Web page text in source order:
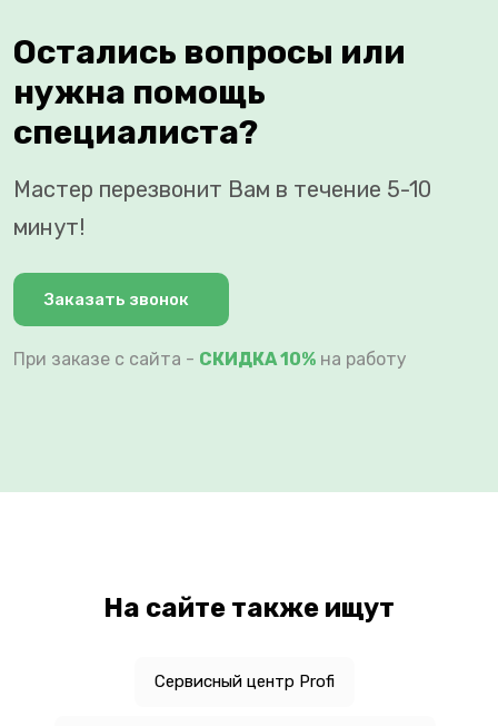
Остались вопросы или
нужна помощь
специалиста?
Мастер перезвонит Вам в течение 5-10
минут!
Заказать звонок
При заказе с сайта - СКИДКА 10% на работу
На сайте также ищут
Сервисный центр Profi